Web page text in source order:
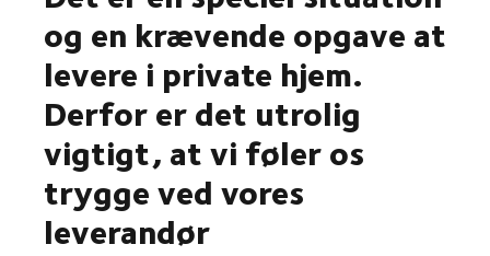
og en krævende opgave at
levere i private hjem.
Derfor er det utrolig
vigtigt, at vi føler os
trygge ved vores
leverandør